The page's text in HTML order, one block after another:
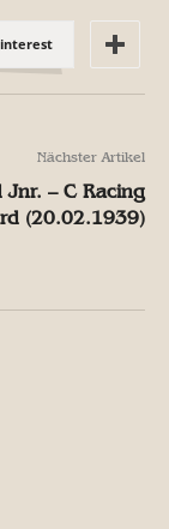
Nächster Artikel
Jnr. – C Racing
(20.02.1939)